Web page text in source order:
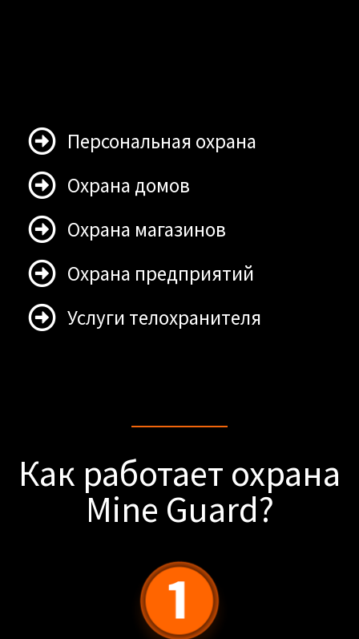
Персональная охрана
Охрана домов
Охрана магазинов
Охрана предприятий
Услуги телохранителя
Как работает охрана
Mine Guard?